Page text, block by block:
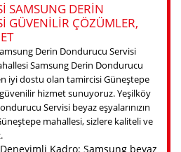
SAMSUNG DERIN
GÜVENILIR ÇÖZÜMLER,
Derin Dondurucu Servisi
Samsung Derin Dondurucu
iyi dostu olan tamircisi Güneştepe
hizmet sunuyoruz. Yeşilköy
Servisi beyaz eşyalarınızın
mahallesi, sizlere kaliteli ve
Kadro: Samsung beyaz